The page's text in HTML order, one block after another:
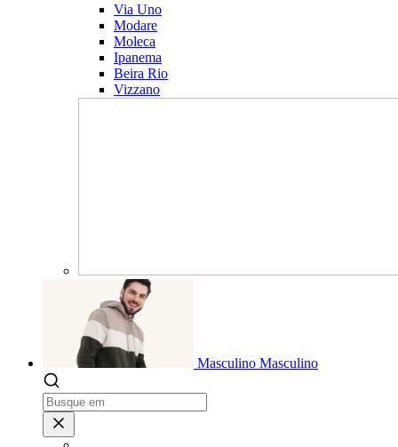
Via Uno
Modare
Moleca
Ipanema
Beira Rio
Vizzano
Masculino Masculino